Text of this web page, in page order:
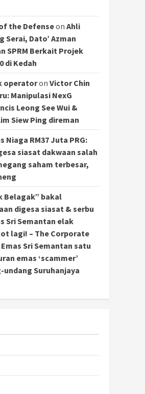
the Defenseon Ahli
Serai, Dato’ Azman
SPRM Berkait Projek
di Kedah
operatoron Victor Chin
Manipulasi NexG
Leong See Wui &
Siew Ping direman
Niaga RM37 Juta PRG:
siasat dakwaan salah
saham terbesar,
Belagak” bakal
digesa siasat & serbu
Sri Semantan elak
lagi! – The Corporate
Sri Semantan satu
emas ‘scammer’
Suruhanjaya